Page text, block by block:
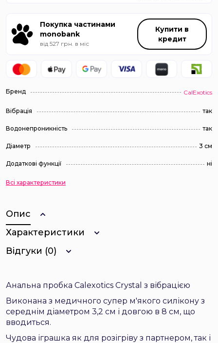
Покупка частинами
monobank
від 527 грн. в міс
Купити в
кредит
Бренд CalExotics
Вібрація так
Водонепроникність так
Діаметр 3 см
Додаткові функції ні
Всі характеристики
Опис
Характеристики
Відгуки (0)
Анальна пробка Calexotics Crystal з вібрацією
Виконана з медичного супер м'якого силікону з
середнім діаметром 3,2 см і довгою в 8 см, що
вводиться.
Чудова іграшка як для розігріву з партнером, так і